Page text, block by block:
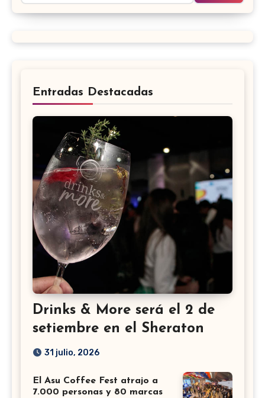
Entradas Destacadas
Drinks & More será el 2 de
setiembre en el Sheraton
31 julio, 2026
El Asu Coffee Fest atrajo a
7.000 personas y 80 marcas